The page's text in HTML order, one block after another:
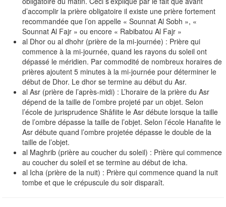
d’accomplir la prière obligatoire il existe une prière fortement
recommandée que l’on appelle « Sounnat Al Sobh », «
Sounnat Al Fajr » ou encore « Rabibatou Al Fajr »
al Dhor ou al dhohr (prière de la mi-journée) : Prière qui
commence à la mi-journée, quand les rayons du soleil ont
dépassé le méridien. Par commodité de nombreux horaires de
prières ajoutent 5 minutes à la mi-journée pour déterminer le
début de Dhor. Le dhor se termine au début du Asr.
al Asr (prière de l’après-midi) : L’horaire de la prière du Asr
dépend de la taille de l’ombre projeté par un objet. Selon
l’école de jurisprudence Shâfiite le Asr débute lorsque la taille
de l’ombre dépasse la taille de l’objet. Selon l’école Hanafite le
Asr débute quand l’ombre projetée dépasse le double de la
taille de l’objet.
al Maghrib (prière au coucher du soleil) : Prière qui commence
au coucher du soleil et se termine au début de icha.
al Icha (prière de la nuit) : Prière qui commence quand la nuit
tombe et que le crépuscule du soir disparaît.